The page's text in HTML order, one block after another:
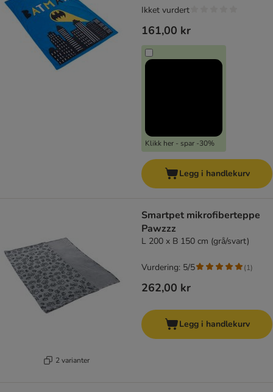
161,00 kr
Klikk her - spar -30%
Ikket vurdert
Legg i handlekurv
2 varianter
Smartpet mikrofiberteppe
Pawzzz
L 200 x B 150 cm (grå/svart)
262,00 kr
Vurdering: 5/5 (1)
Legg i handlekurv